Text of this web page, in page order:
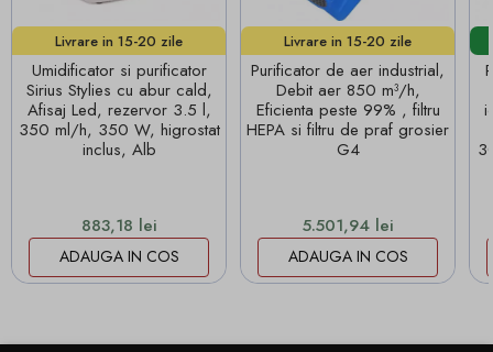
Livrare in 15-20 zile
lucrătoare!
Umidificator si purificator
Sirius Stylies cu abur cald,
Afisaj Led, rezervor 3.5 l,
350 ml/h, 350 W, higrostat
inclus, Alb
Pret
883,18 lei
ADAUGA IN COS
Livrare in 15-20 zile
lucrătoare!
Purificator de aer industrial,
Debit aer 850 m³/h,
Eficienta peste 99% , filtru
HEPA si filtru de praf grosier
G4
Pret
5.501,94 lei
ADAUGA IN COS